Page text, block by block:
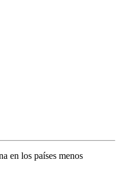
en los países menos